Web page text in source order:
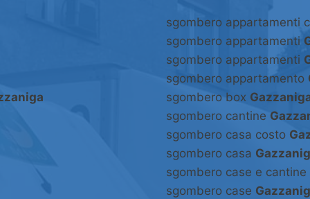
sgombero appartamenti
sgombero appartamenti
sgombero appartamenti
sgombero appartamento
sgombero box
sgombero cantine
sgombero casa costo
sgombero casa
sgombero case e cantine
sgombero case